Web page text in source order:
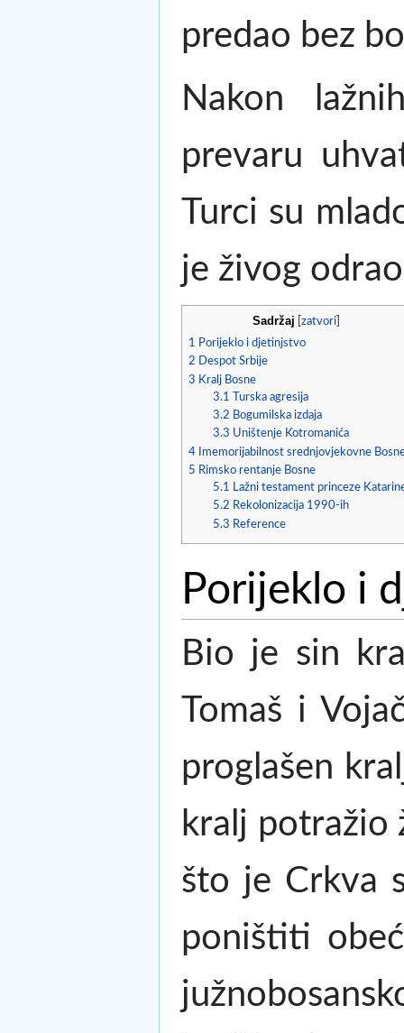
predao bez
Nakon
prevaru
Turci su
je živog
Sadržaj zatvori
1 Porijeklo i djetinjstvo
2 Despot Srbije
3 Kralj Bosne
3.1 Turska agresija
3.2 Bogumilska izdaja
3.3 Uništenje Kotromanića
4 Imemorijabilnost srednjovjekovne
5 Rimsko rentanje Bosne
5.1 Lažni testament princeze
5.2 Rekolonizacija 1990-ih
5.3 Reference
Porijeklo i
Bio je sin
Tomaš i
proglašen
kralj potražio
što je Crkva
poništiti